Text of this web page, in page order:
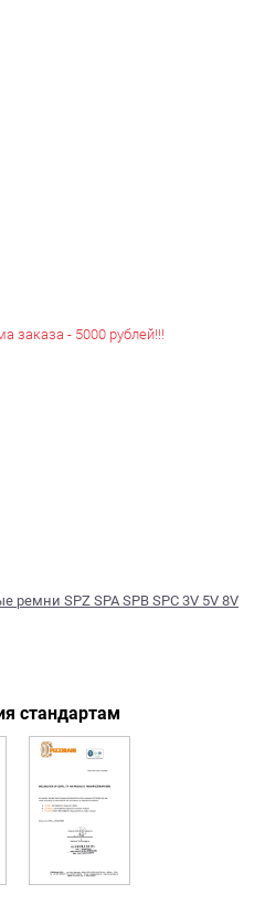
заказа - 5000 рублей!!!
ремни SPZ SPA SPB SPC 3V 5V 8V
стандартам